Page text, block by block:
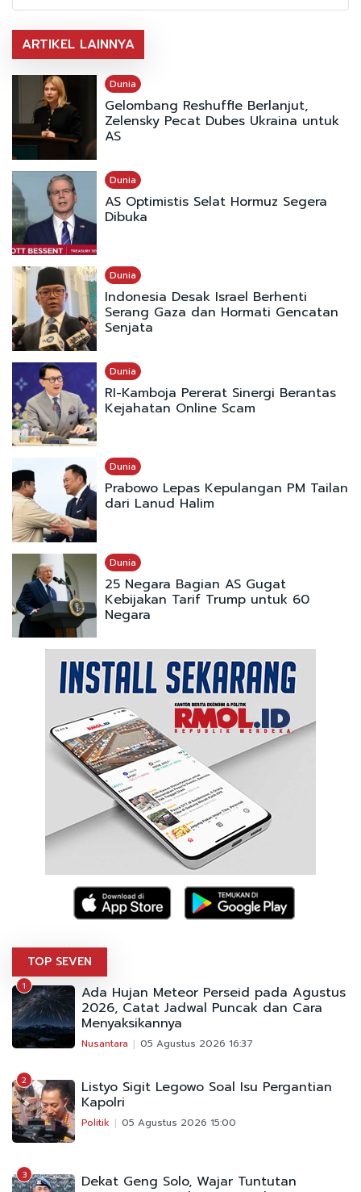
ARTIKEL LAINNYA
Dunia
Gelombang Reshuffle Berlanjut,
Zelensky Pecat Dubes Ukraina untuk
AS
Dunia
AS Optimistis Selat Hormuz Segera
Dibuka
Dunia
Indonesia Desak Israel Berhenti
Serang Gaza dan Hormati Gencatan
Senjata
Dunia
RI-Kamboja Pererat Sinergi Berantas
Kejahatan Online Scam
Dunia
Prabowo Lepas Kepulangan PM Tailan
dari Lanud Halim
Dunia
25 Negara Bagian AS Gugat
Kebijakan Tarif Trump untuk 60
Negara
TOP SEVEN
1 Ada Hujan Meteor Perseid pada Agustus
2026, Catat Jadwal Puncak dan Cara
Menyaksikannya
Nusantara 05 Agustus 2026 16:37
2 Listyo Sigit Legowo Soal Isu Pergantian
Kapolri
Politik 05 Agustus 2026 15:00
3 Dekat Geng Solo, Wajar Tuntutan